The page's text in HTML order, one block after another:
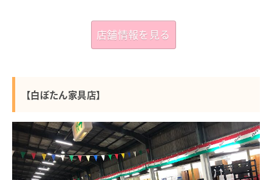
店舗情報を見る
【白ぼたん家具店】